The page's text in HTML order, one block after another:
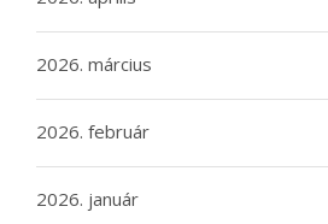
2026. március
2026. február
2026. január